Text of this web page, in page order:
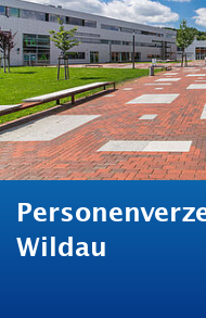
INTERNATIONAL
BESCHÄFTIGTE
Blogs Kontakt und
TH Online-Portal
Wildau